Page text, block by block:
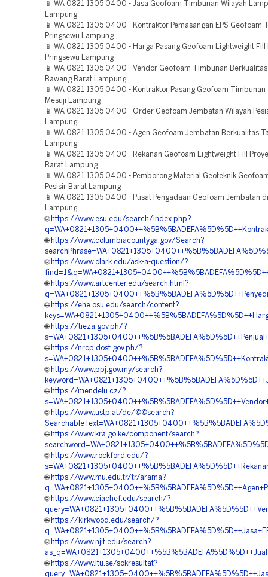
📱 WA 0821 1305 0400 - Jasa Geofoam Timbunan Wilayah
Lampung
📱 WA 0821 1305 0400 - Kontraktor Pemasangan EPS Geofoam
Pringsewu Lampung
📱 WA 0821 1305 0400 - Harga Pasang Geofoam Lightweight Fill
Pringsewu Lampung
📱 WA 0821 1305 0400 - Vendor Geofoam Timbunan Berkualitas
Bawang Barat Lampung
📱 WA 0821 1305 0400 - Kontraktor Pasang Geofoam Timbunan
Mesuji Lampung
📱 WA 0821 1305 0400 - Order Geofoam Jembatan Wilayah
Lampung
📱 WA 0821 1305 0400 - Agen Geofoam Jembatan Berkualitas
Lampung
📱 WA 0821 1305 0400 - Rekanan Geofoam Lightweight Fill
Barat Lampung
📱 WA 0821 1305 0400 - Pemborong Material Geoteknik
Pesisir Barat Lampung
📱 WA 0821 1305 0400 - Pusat Pengadaan Geofoam Jembatan
Lampung
🌐 https://www.esu.edu/search/index.php?
🌐 https://www.columbiacountyga.gov/Search?
🌐 https://www.clark.edu/ask-a-question/?
🌐 https://www.artcenter.edu/search.html?
🌐 https://ehe.osu.edu/search/content?
🌐 https://tieza.gov.ph/?
🌐 https://nrcp.dost.gov.ph/?
🌐 https://www.ppj.gov.my/search?
🌐 https://mendelu.cz/?
🌐 https://www.ustp.at/de/@@search?
🌐 https://www.kra.go.ke/component/search?
🌐 https://www.rockford.edu/?
🌐 https://www.mu.edu.tr/tr/arama?
🌐 https://www.ciachef.edu/search/?
🌐 https://kirkwood.edu/search/?
🌐 https://www.njit.edu/search?
🌐 https://www.ltu.se/sokresultat?